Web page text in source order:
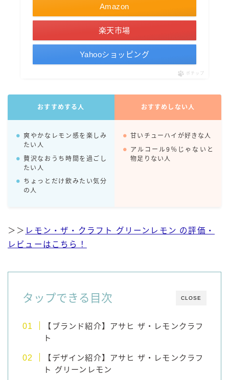
運営者情報
お問い合わせ
Amazon
楽天市場
Yahooショッピング
ポチップ
おすすめする人 おすすめしない人
爽やかなレモン感を楽しみ
たい人
贅沢なおうち時間を過ごし
たい人
ちょっとだけ飲みたい気分
の人
甘いチューハイが好きな人
アルコール9％じゃないと
物足りない人
＞＞ レモン・ザ・クラフト グリーンレモン の評価・
レビューはこちら！
CLOSE
タップできる目次
【ブランド紹介】アサヒ ザ・レモンクラフ
ト
【デザイン紹介】アサヒ ザ・レモンクラフ
ト グリーンレモン